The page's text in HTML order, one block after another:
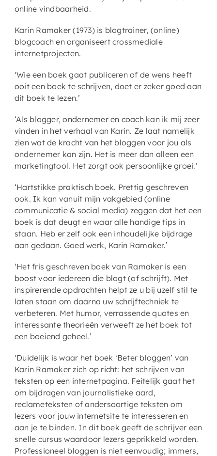
online vindbaarheid.
Karin Ramaker (1973) is blogtrainer, (online)
blogcoach en organiseert crossmediale
internetprojecten.
‘Wie een boek gaat publiceren of de wens heeft
ooit een boek te schrijven, doet er zeker goed aan
dit boek te lezen.’
‘Als blogger, ondernemer en coach kan ik mij zeer
vinden in het verhaal van Karin. Ze laat namelijk
zien wat de kracht van het bloggen voor jou als
ondernemer kan zijn. Het is meer dan alleen een
marketingtool. Het zorgt ook persoonlijke groei.’
‘Hartstikke praktisch boek. Prettig geschreven
ook. Ik kan vanuit mijn vakgebied (online
communicatie & social media) zeggen dat het een
boek is dat deugt en waar alle handige tips in
staan. Heb er zelf ook een inhoudelijke bijdrage
aan gedaan. Goed werk, Karin Ramaker.’
‘Het fris geschreven boek van Ramaker is een
boost voor iedereen die blogt (of schrijft). Met
inspirerende opdrachten helpt ze u bij uzelf stil te
laten staan om daarna uw schrijftechniek te
verbeteren. Met humor, verrassende quotes en
interessante theorieën verweeft ze het boek tot
een boeiend geheel.’
‘Duidelijk is waar het boek ‘Beter bloggen’ van
Karin Ramaker zich op richt: het schrijven van
teksten op een internetpagina. Feitelijk gaat het
om bijdragen van journalistieke aard,
reclameteksten of andersoortige teksten om
lezers voor jouw internetsite te interesseren en
aan je te binden. In dit boek geeft de schrijver een
snelle cursus waardoor lezers geprikkeld worden.
Professioneel bloggen is niet eenvoudig; immers,